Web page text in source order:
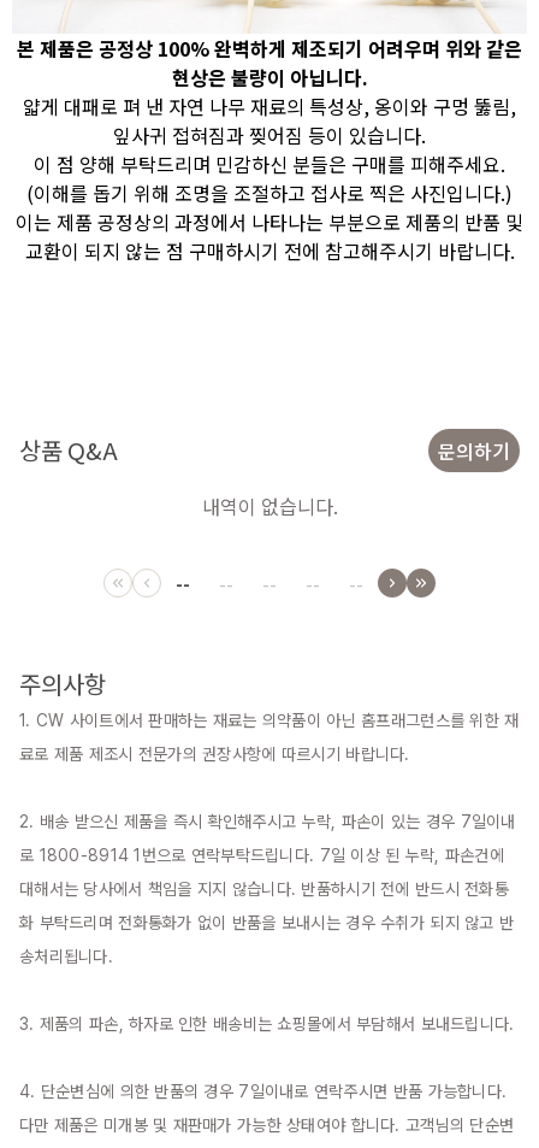
본 제품은 공정상 100% 완벽하게 제조되기 어려우며 위와 같은
현상은 불량이 아닙니다.
얇게 대패로 펴 낸 자연 나무 재료의 특성상, 옹이와 구멍 뚫림,
잎사귀 접혀짐과 찢어짐 등이 있습니다.
이 점 양해 부탁드리며 민감하신 분들은 구매를 피해주세요.
(이해를 돕기 위해 조명을 조절하고 접사로 찍은 사진입니다.)
이는 제품 공정상의 과정에서 나타나는 부분으로 제품의 반품 및
교환이 되지 않는 점 구매하시기 전에 참고해주시기 바랍니다.
상품 Q&A
문의하기
내역이 없습니다.
-- -- -- -- --
주의사항
1. CW 사이트에서 판매하는 재료는 의약품이 아닌 홈프래그런스를 위한 재
료로 제품 제조시 전문가의 권장사항에 따르시기 바랍니다.
2. 배송 받으신 제품을 즉시 확인해주시고 누락, 파손이 있는 경우 7일이내
로 1800-8914 1번으로 연락부탁드립니다. 7일 이상 된 누락, 파손건에
대해서는 당사에서 책임을 지지 않습니다. 반품하시기 전에 반드시 전화통
화 부탁드리며 전화통화가 없이 반품을 보내시는 경우 수취가 되지 않고 반
송처리됩니다.
3. 제품의 파손, 하자로 인한 배송비는 쇼핑몰에서 부담해서 보내드립니다.
4. 단순변심에 의한 반품의 경우 7일이내로 연락주시면 반품 가능합니다.
다만 제품은 미개봉 및 재판매가 가능한 상태여야 합니다. 고객님의 단순변